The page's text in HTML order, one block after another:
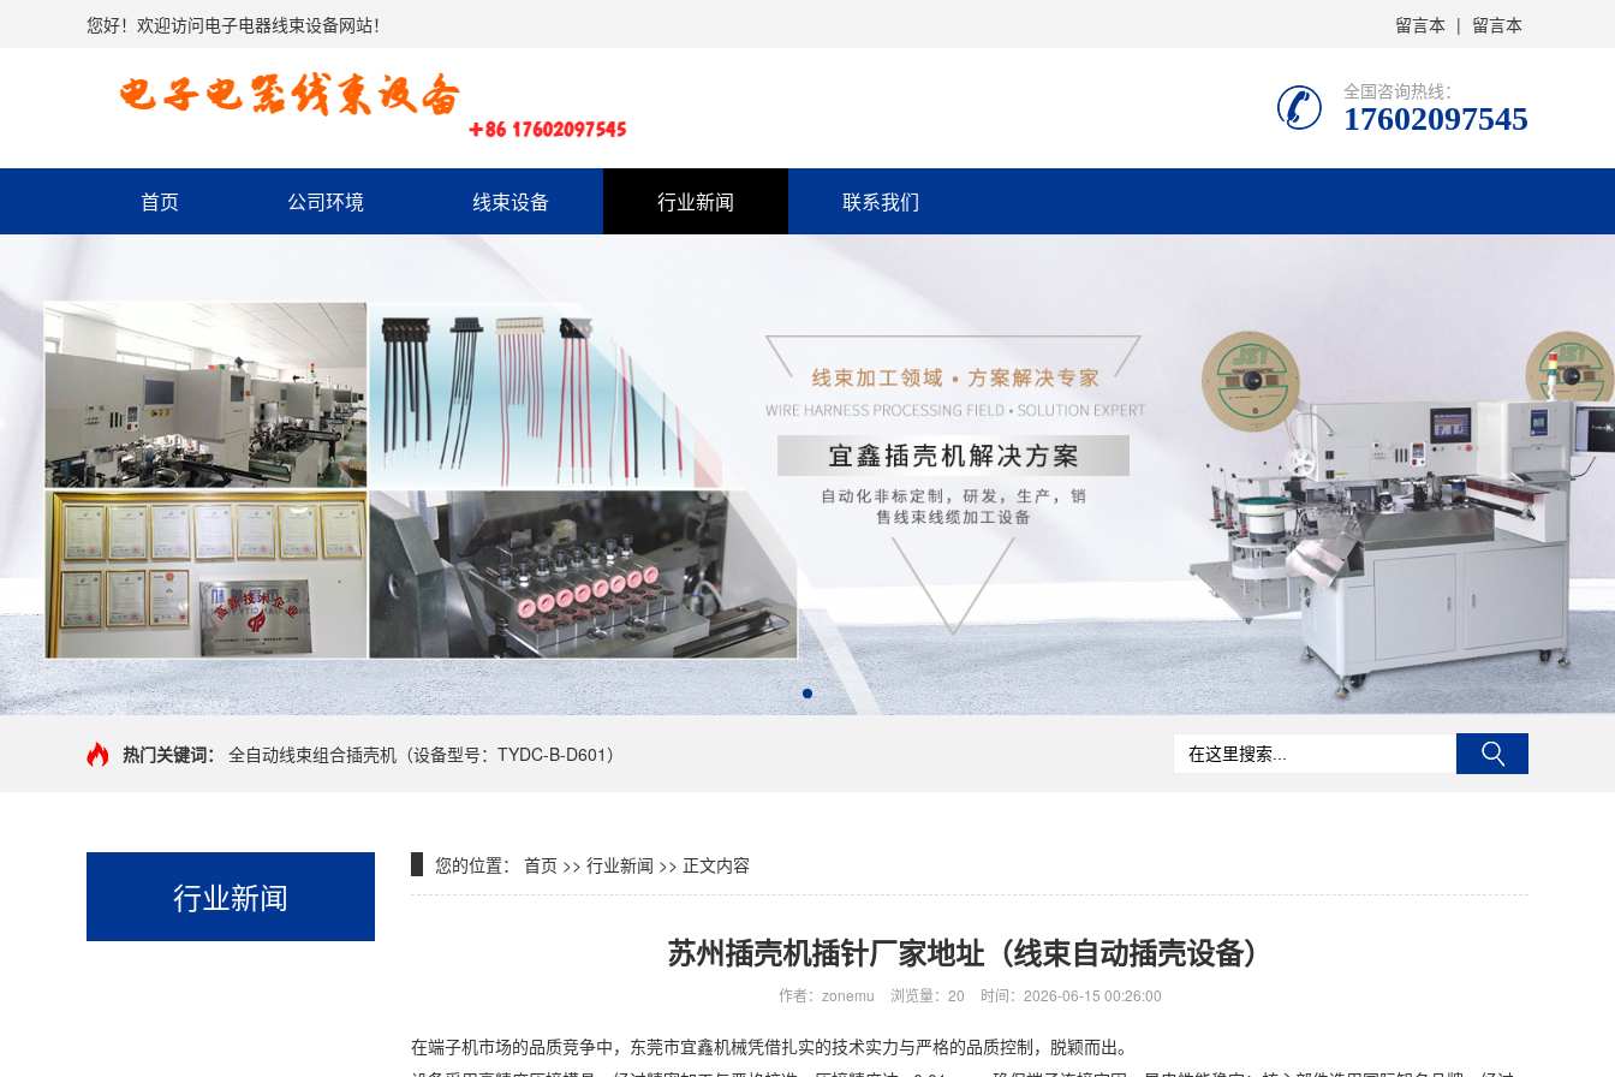
您好！欢迎访问电子电器线束设备网站！ 留言本 | 留言本
全国咨询热线：
17602097545
首页 公司环境 线束设备 行业新闻 联系我们
热门关键词： 全自动线束组合插壳机（设备型号：TYDC-B-D601）
行业新闻
您的位置： 首页 >> 行业新闻 >> 正文内容
苏州插壳机插针厂家地址（线束自动插壳设备）
作者：zonemu 浏览量：20 时间：2026-06-15 00:26:00
在端子机市场的品质竞争中，东莞市宜鑫机械凭借扎实的技术实力与严格的品质控制，脱颖而出。